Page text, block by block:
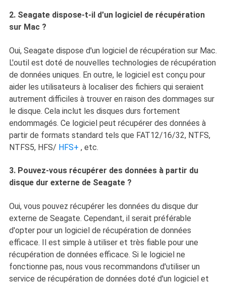
2. Seagate dispose-t-il d'un logiciel de récupération
sur Mac ?
Oui, Seagate dispose d'un logiciel de récupération sur Mac.
L'outil est doté de nouvelles technologies de récupération
de données uniques. En outre, le logiciel est conçu pour
aider les utilisateurs à localiser des fichiers qui seraient
autrement difficiles à trouver en raison des dommages sur
le disque. Cela inclut les disques durs fortement
endommagés. Ce logiciel peut récupérer des données à
partir de formats standard tels que FAT12/16/32, NTFS,
NTFS5, HFS/ HFS+ , etc.
3. Pouvez-vous récupérer des données à partir du
disque dur externe de Seagate ?
Oui, vous pouvez récupérer les données du disque dur
externe de Seagate. Cependant, il serait préférable
d'opter pour un logiciel de récupération de données
efficace. Il est simple à utiliser et très fiable pour une
récupération de données efficace. Si le logiciel ne
fonctionne pas, nous vous recommandons d'utiliser un
service de récupération de données doté d'un logiciel et